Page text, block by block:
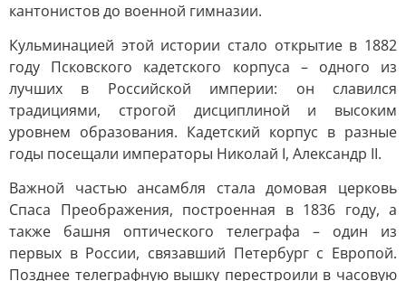
кантонистов до военной гимназии.
Кульминацией этой истории стало открытие в 1882
году Псковского кадетского корпуса – одного из
лучших в Российской империи: он славился
традициями, строгой дисциплиной и высоким
уровнем образования. Кадетский корпус в разные
годы посещали императоры Николай I, Александр II.
Важной частью ансамбля стала домовая церковь
Спаса Преображения, построенная в 1836 году, а
также башня оптического телеграфа – один из
первых в России, связавший Петербург с Европой.
Позднее телеграфную вышку перестроили в часовую